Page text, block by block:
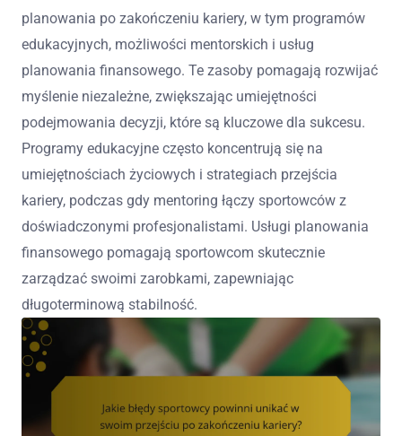
planowania po zakończeniu kariery, w tym programów
edukacyjnych, możliwości mentorskich i usług
planowania finansowego. Te zasoby pomagają rozwijać
myślenie niezależne, zwiększając umiejętności
podejmowania decyzji, które są kluczowe dla sukcesu.
Programy edukacyjne często koncentrują się na
umiejętnościach życiowych i strategiach przejścia
kariery, podczas gdy mentoring łączy sportowców z
doświadczonymi profesjonalistami. Usługi planowania
finansowego pomagają sportowcom skutecznie
zarządzać swoimi zarobkami, zapewniając
długoterminową stabilność.